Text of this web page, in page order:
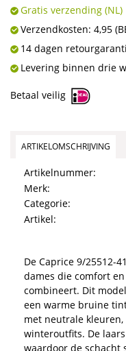
Gratis verzending (NL)
Verzendkosten: 4,95
14 dagen
Levering binnen drie
Betaal veilig
ARTIKELOMSCHRIJVING
Artikelnummer:
Merk:
Categorie:
Artikel:
De Caprice 9/25512-
dames die comfort
combineert. Dit
een warme bruine
met neutrale
winteroutfits. De
waardoor de schacht